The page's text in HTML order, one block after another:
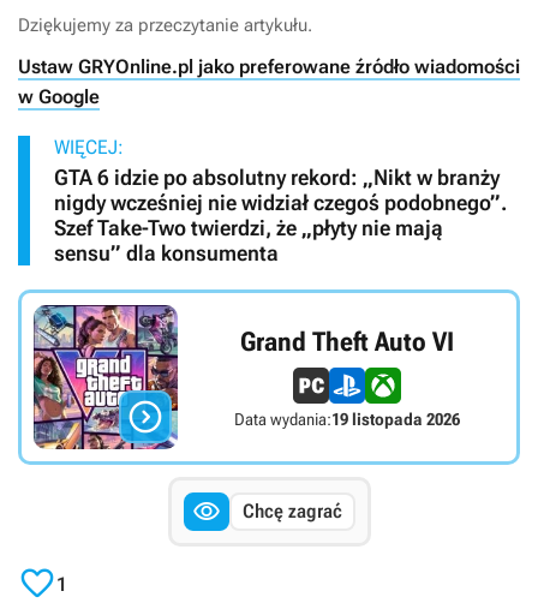
Dziękujemy za przeczytanie artykułu.
Ustaw GRYOnline.pl jako preferowane źródło wiadomości
w Google
WIĘCEJ:
GTA 6 idzie po absolutny rekord: „Nikt w branży
nigdy wcześniej nie widział czegoś podobnego”.
Szef Take-Two twierdzi, że „płyty nie mają
sensu” dla konsumenta

Grand Theft Auto VI
Data wydania:19 listopada 2026
 Chcę zagrać
1